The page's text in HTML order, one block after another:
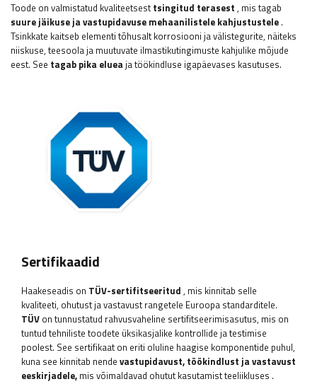
Toode on valmistatud kvaliteetsesttsingitud terasest , mis tagab
suure jäikuse ja vastupidavuse mehaanilistele kahjustustele .
Tsinkkate kaitseb elementi tõhusalt korrosiooni ja välistegurite, näiteks
niiskuse, teesoola ja muutuvate ilmastikutingimuste kahjulike mõjude
eest. See tagab pika elueaja töökindluse igapäevases kasutuses.
Sertifikaadid
Haakeseadis on TÜV-sertifitseeritud , mis kinnitab selle
kvaliteeti, ohutust ja vastavust rangetele Euroopa standarditele.
TÜV on tunnustatud rahvusvaheline sertifitseerimisasutus, mis on
tuntud tehniliste toodete üksikasjalike kontrollide ja testimise
poolest. See sertifikaat on eriti oluline haagise komponentide puhul,
kuna see kinnitab nende vastupidavust, töökindlust ja vastavust
eeskirjadele, mis võimaldavad ohutut kasutamist teeliikluses .